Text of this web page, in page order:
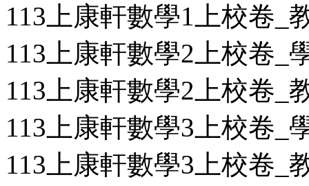
113上康軒數學1上校卷_
113上康軒數學2上校卷_
113上康軒數學2上校卷_
113上康軒數學3上校卷_
113上康軒數學3上校卷_